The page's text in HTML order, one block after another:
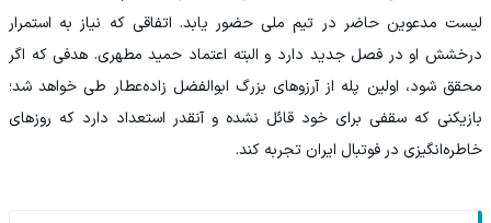
لیست مدعوین حاضر در تیم ملی حضور یابد. اتفاقی که نیاز به استمرار
درخشش او در فصل جدید دارد و البته اعتماد حمید مطهری. هدفی که اگر
محقق شود، اولین پله از آرزوهای بزرگ ابوالفضل زاده‌عطار طی خواهد شد؛
بازیکنی که سقفی برای خود قائل نشده و آنقدر استعداد دارد که روزهای
خاطره‌انگیزی در فوتبال ایران تجربه کند.